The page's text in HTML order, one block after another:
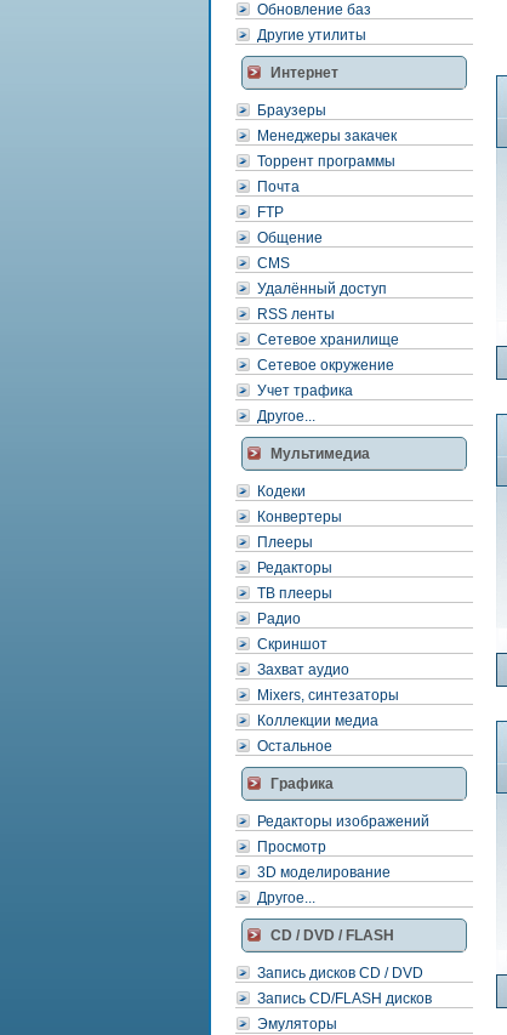
Обновление баз
Другие утилиты
Интернет
Браузеры
Менеджеры закачек
Торрент программы
Почта
FTP
Общение
CMS
Удалённый доступ
RSS ленты
Сетевое хранилище
Сетевое окружение
Учет трафика
Другое...
Мультимедиа
Кодеки
Конвертеры
Плееры
Редакторы
ТВ плееры
Радио
Скриншот
Захват аудио
Mixers, синтезаторы
Коллекции медиа
Остальное
Графика
Редакторы изображений
Просмотр
3D моделирование
Другое...
CD / DVD / FLASH
Запись дисков CD / DVD
Запись CD/FLASH дисков
Эмуляторы